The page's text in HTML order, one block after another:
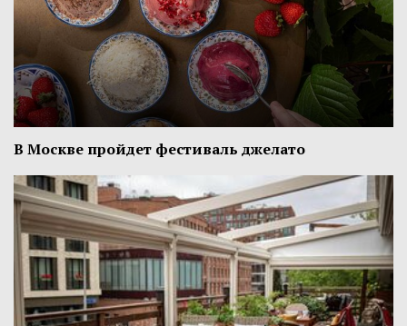
В Москве пройдет фестиваль джелато